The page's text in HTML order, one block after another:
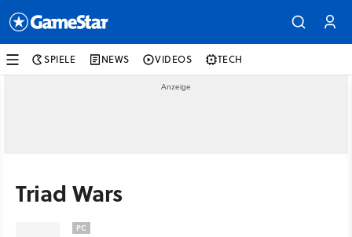
SPIELE NEWS VIDEOS TECH
Triad Wars
PC